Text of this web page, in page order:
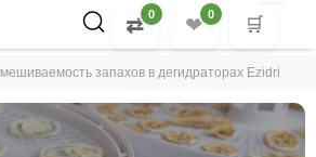
⇄ 0 ❤ 0 🛒
запахов в дегидраторах Ezidri